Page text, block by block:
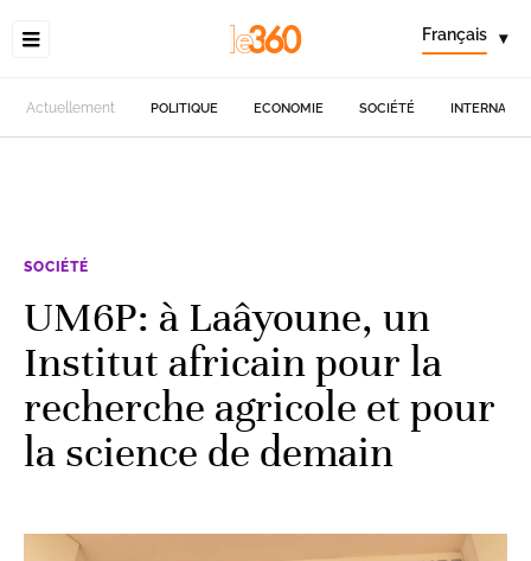
Français ▾
Actuellement POLITIQUE ECONOMIE SOCIÉTÉ
SOCIÉTÉ
UM6P: à Laâyoune, un
Institut africain pour la
recherche agricole et pour
la science de demain